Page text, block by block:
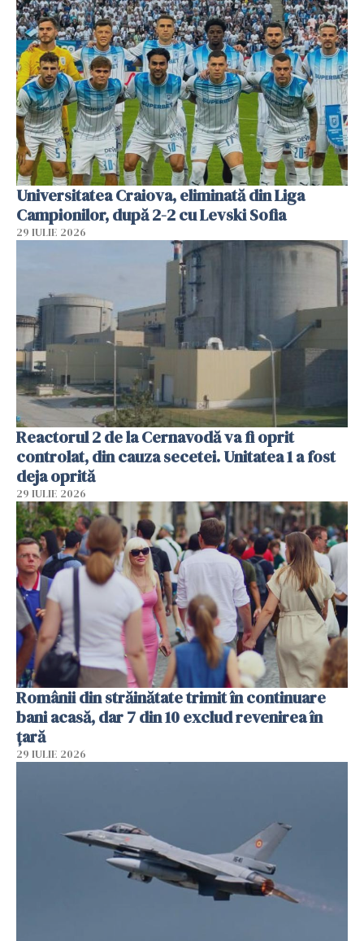
Universitatea Craiova, eliminată din Liga
Campionilor, după 2-2 cu Levski Sofia
29 IULIE 2026
Reactorul 2 de la Cernavodă va fi oprit
controlat, din cauza secetei. Unitatea 1 a fost
deja oprită
29 IULIE 2026
Românii din străinătate trimit în continuare
bani acasă, dar 7 din 10 exclud revenirea în
țară
29 IULIE 2026